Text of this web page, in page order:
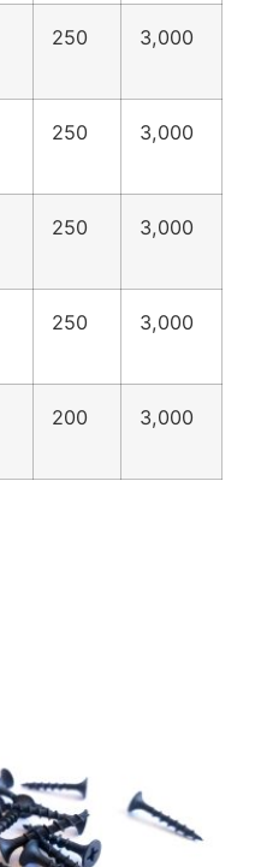
250 3,000
250 3,000
250 3,000
250 3,000
200 3,000